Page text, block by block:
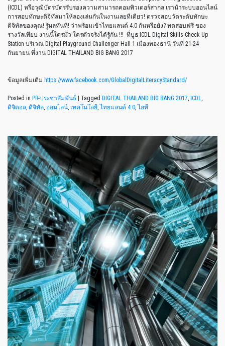
(ICDL) หรือวุฒิบัตรบัตรรับรองความสามารถคอมพิวเตอร์สากล เรานำระบบออนไลน์
การสอบทักษะดิจิทัลมาให้ลองเล่นกันในงานเลยทีเดียว! ตรวจสอบวัดระดับทักษะ
ดิจิทัลของคุณ! รู้ผลทันที! ว่าพร้อมเข้าไทยแลนด์ 4.0 กันหรือยัง? ทดสอบฟรี ของ
รางวัลเพียบ งานนี้ใครมั่ว ใครตัวจริงได้รู้กัน !!! ที่บูธ ICDL Digital Skills Check Up
Station บริเวณ Digital Playground Challenger Hall 1 เมืองทองธานี วันที่ 21-24
กันยายน ที่งาน DIGITAL THAILAND BIG BANG 2017
ข้อมูลเพิ่มเติม https://www.facebook.com/GlobalDigitalLiteracyStandard/
Posted in PR-ประชาสัมพันธ์ | Tagged DIGITAL THAILAND BIG BANG 2017 ICDL
ดิจิตอล ดิจิทัล ออนไลน์ เทคโนโลยี ,ไทยแลนด์ 4.0 ,ไอที